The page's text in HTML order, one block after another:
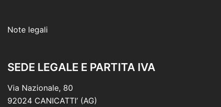
Note legali
SEDE LEGALE E PARTITA IVA
Via Nazionale, 80
92024 CANICATTI’ (AG)